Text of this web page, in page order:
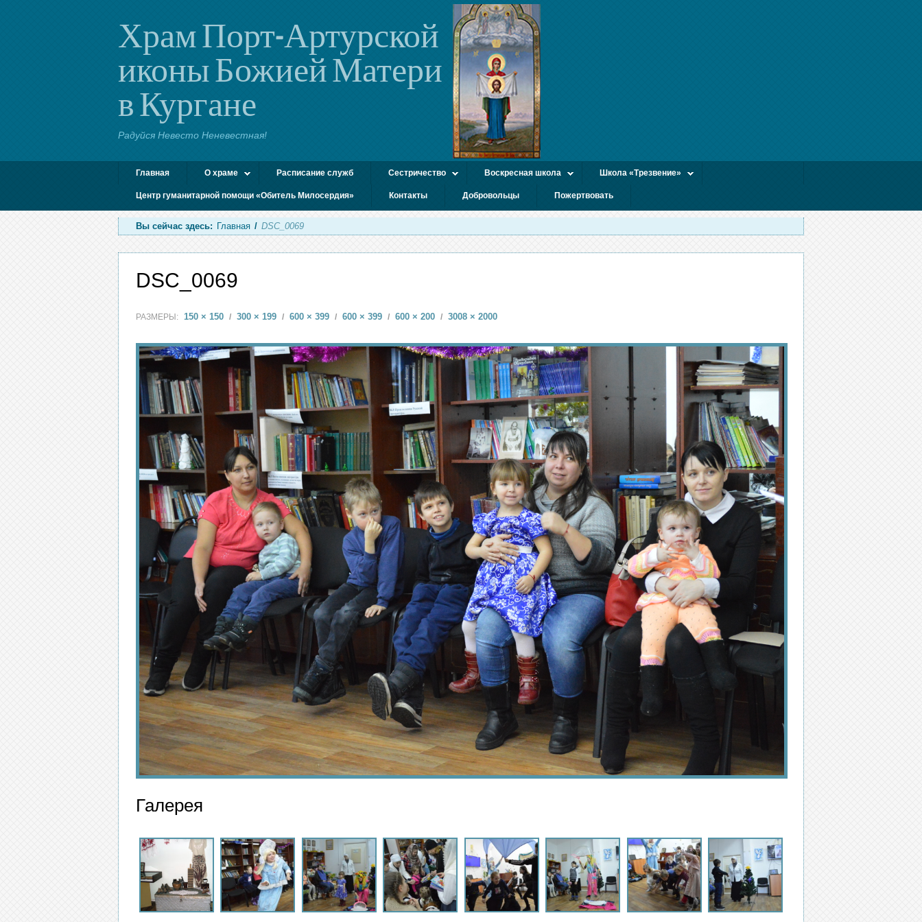
Храм Порт-Артурской
иконы Божией Матери
в Кургане
Радуйся Невесто Неневестная!
Главная О храме Расписание служб Сестричество Воскресная школа Школа «Трезвение»
Центр гуманитарной помощи «Обитель Милосердия» Контакты Добровольцы Пожертвовать
Вы сейчас здесь: Главная / DSC_0069
DSC_0069
РАЗМЕРЫ: 150 × 150 / 300 × 199 / 600 × 399 / 600 × 399 / 600 × 200 / 3008 × 2000
Галерея